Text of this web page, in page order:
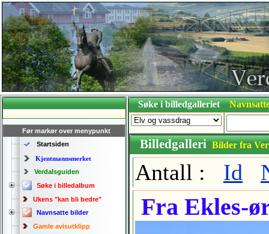
Før markør over menypunkt
Startsiden
Kjentmannsmerket
Verdalsguiden
Søke i billedalbum
Ukens "kan bli bedre"
Navnsatte bilder
Gamle avisutklipp
Søke i billedgalleriet
Billedgalleri Bilder fra
Antall : Id
Fra Ekles-